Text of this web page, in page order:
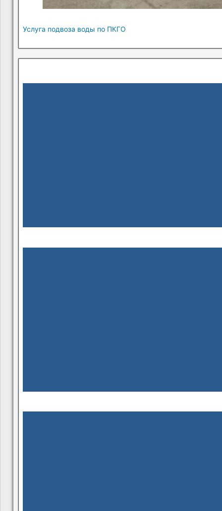
Услуга подвоза воды по ПКГО